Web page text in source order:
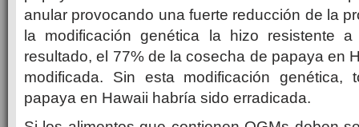
anular provocando una fuerte reducción de la
la modificación genética la hizo resistente
resultado, el 77% de la cosecha de papaya en
modificada. Sin esta modificación
papaya en Hawaii habría sido erradicada.